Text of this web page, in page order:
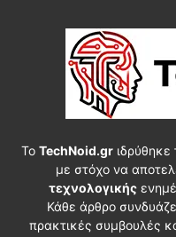
Το TechNoid.grιδρύθηκε
με στόχο να
τεχνολογικής
Κάθε άρθρο
πρακτικές συμβουλές